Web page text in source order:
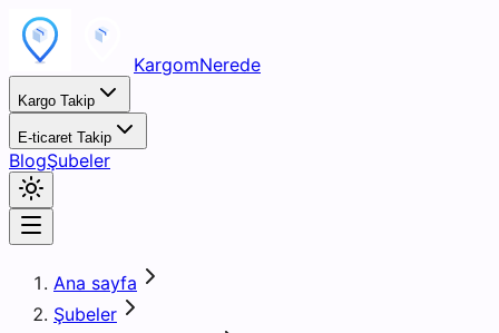
KargomNerede
Kargo Takip
E-ticaret Takip
BlogŞubeler
Ana sayfa
Şubeler